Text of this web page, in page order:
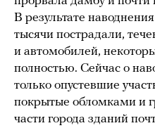
В результате
тысячи пострадали,
и автомобилей,
полностью. Сейчас о
только опустевшие
покрытые обломками и
части города зданий